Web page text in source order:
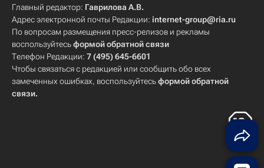
Главный редактор: Гаврилова А.В.
Адрес электронной почты Редакции: internet-group@ria.ru
По вопросам размещения пресс-релизов и рекламы
воспользуйтесьформой обратной связи
Телефон Редакции: 7 (495) 645-6601
Чтобы связаться с редакцией или сообщить обо всех
замеченных ошибках, воспользуйтесьформой обратной
связи.